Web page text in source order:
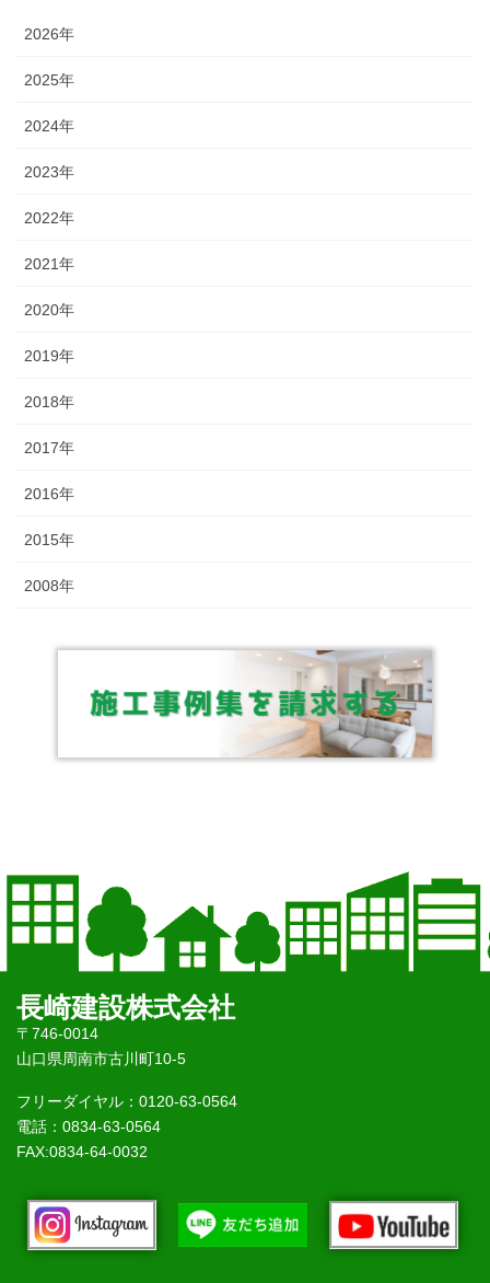
2026年
2025年
2024年
2023年
2022年
2021年
2020年
2019年
2018年
2017年
2016年
2015年
2008年
長崎建設株式会社
〒746-0014
山口県周南市古川町10-5
フリーダイヤル：0120-63-0564
電話：0834-63-0564
FAX:0834-64-0032